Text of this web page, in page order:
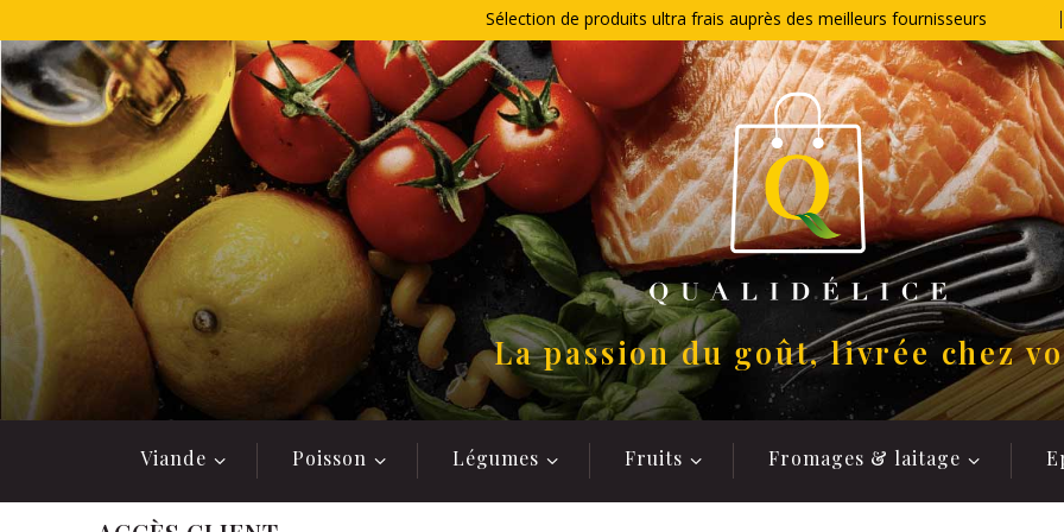
au
contenu
Sélection de produits ultra frais auprès des meilleurs fournisseurs
La passion du goût, livrée chez
Viande Poisson Légumes Fruits Fromages & laitage